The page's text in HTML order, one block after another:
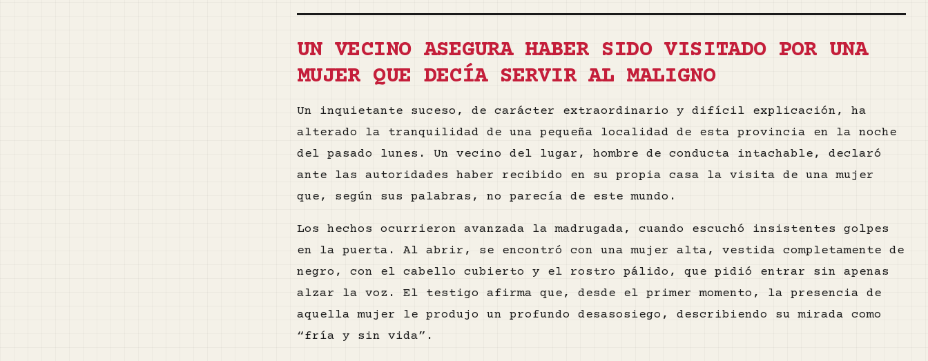
UN VECINO ASEGURA HABER SIDO VISITADO POR UNA
MUJER QUE DECÍA SERVIR AL MALIGNO
Un inquietante suceso, de carácter extraordinario y difícil explicación, ha
alterado la tranquilidad de una pequeña localidad de esta provincia en la noche
del pasado lunes. Un vecino del lugar, hombre de conducta intachable, declaró
ante las autoridades haber recibido en su propia casa la visita de una mujer
que, según sus palabras, no parecía de este mundo.
Los hechos ocurrieron avanzada la madrugada, cuando escuchó insistentes golpes
en la puerta. Al abrir, se encontró con una mujer alta, vestida completamente de
negro, con el cabello cubierto y el rostro pálido, que pidió entrar sin apenas
alzar la voz. El testigo afirma que, desde el primer momento, la presencia de
aquella mujer le produjo un profundo desasosiego, describiendo su mirada como
“fría y sin vida”.